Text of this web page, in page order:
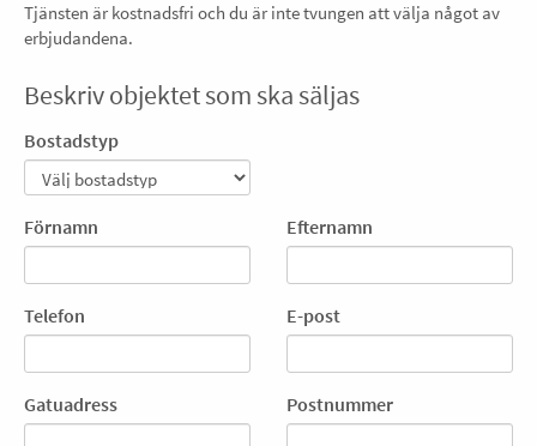
Tjänsten är kostnadsfri och du är inte tvungen att välja något av
erbjudandena.
Beskriv objektet som ska säljas
Bostadstyp
Förnamn Efternamn
Telefon E-post
Gatuadress Postnummer